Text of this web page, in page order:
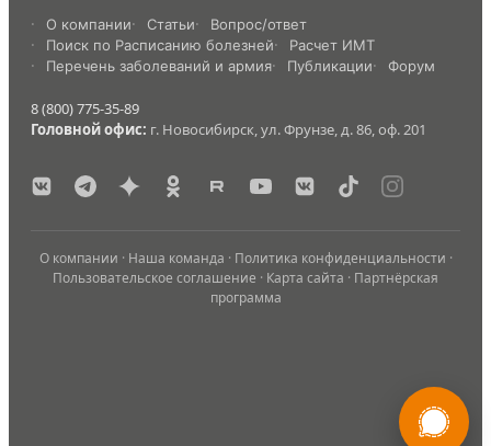
О компании Статьи
Вопрос/ответ
Поиск по Расписанию болезней
Расчет ИМТ
Перечень заболеваний и армия
Публикации Форум
8 (800) 775-35-89
Головной офис: г. Новосибирск, ул. Фрунзе, д. 86, оф. 201
О компании · Наша команда · Политика конфиденциальности ·
Пользовательское соглашение · Карта сайта · Партнёрская
программа